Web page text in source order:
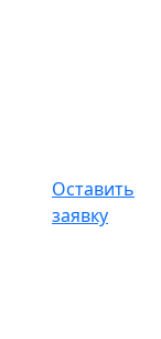
Оставить
заявку